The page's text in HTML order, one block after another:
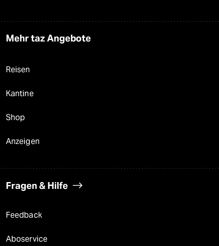
Mehr taz Angebote
Reisen
Kantine
Shop
Anzeigen
Fragen & Hilfe
Feedback
Aboservice